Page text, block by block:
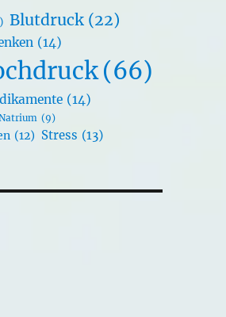
Blutdruck (22)
(14)
(66)
(14)
(9)
(12) Stress (13)